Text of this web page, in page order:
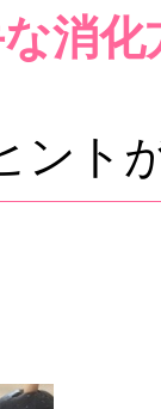
消
ント